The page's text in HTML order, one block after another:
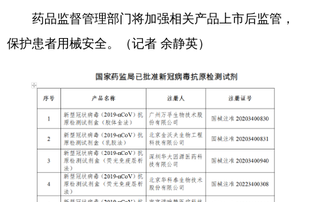
城市 旅游 能源 会展
彩票 娱乐 时尚
一带一路 亚太网
文化产业
地方频道
北京 天津 河北 山西
药品监督管理部门将加强相关产品上市后监管，
保护患者用械安全。（记者 余静英）